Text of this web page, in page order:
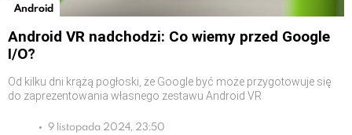
Android
Android VR nadchodzi: Co wiemy przed Google
I/O?
Od kilku dni krążą pogłoski, że Google być może przygotowuje się
do zaprezentowania własnego zestawu Android VR
9 listopada 2024, 23:50